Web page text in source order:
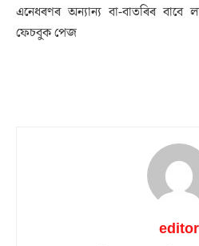
এনেধৰণৰ অন্যান্য বা-বাতৰিৰ
ফেচবুক পেজ
editor